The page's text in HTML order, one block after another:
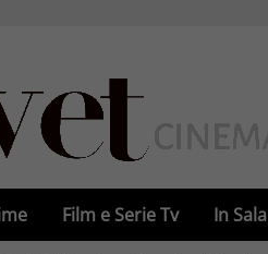
Film e Serie Tv In Sala